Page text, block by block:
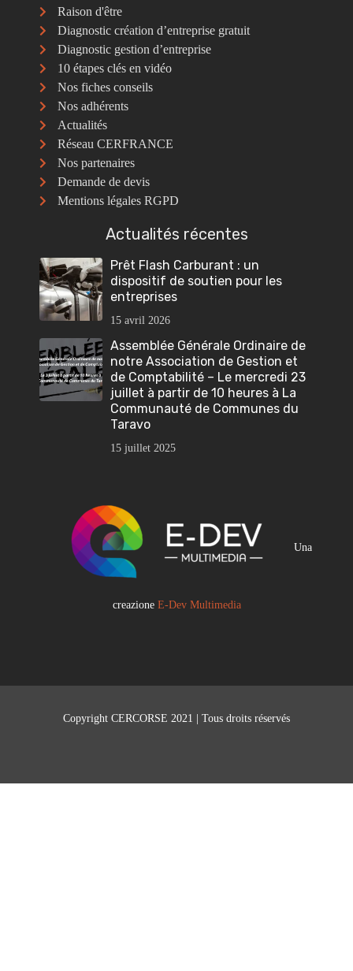
Raison d'être
Diagnostic création d’entreprise gratuit
Diagnostic gestion d’entreprise
10 étapes clés en vidéo
Nos fiches conseils
Nos adhérents
Actualités
Réseau CERFRANCE
Nos partenaires
Demande de devis
Mentions légales RGPD
Actualités récentes
Prêt Flash Carburant : un
dispositif de soutien pour les
entreprises
15 avril 2026
Assemblée Générale Ordinaire de
notre Association de Gestion et
de Comptabilité – Le mercredi 23
juillet à partir de 10 heures à La
Communauté de Communes du
Taravo
15 juillet 2025
Una
creazione E-Dev Multimedia
Copyright CERCORSE 2021 | Tous droits réservés